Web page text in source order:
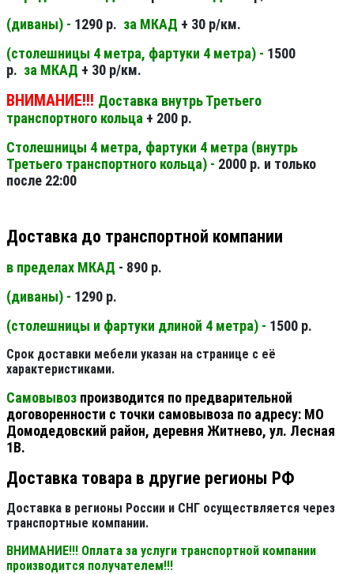
(диваны) - 1290 р. за МКАД + 30 р/км.
(столешницы 4 метра, фартуки 4 метра) - 1500
р. за МКАД + 30 р/км.
ВНИМАНИЕ!!! Доставка внутрь Третьего
транспортного кольца + 200 р.
Столешницы 4 метра, фартуки 4 метра (внутрь
Третьего транспортного кольца) - 2000 р. и только
после 22:00
Доставка до транспортной компании
в пределах МКАД - 890 р.
(диваны) - 1290 р.
(столешницы и фартуки длиной 4 метра) - 1500 р.
Срок доставки мебели указан на странице с её
характеристиками.
Самовывоз производится по предварительной
договоренности с точки самовывоза по адресу: МО
Домодедовский район, деревня Житнево, ул. Лесная
1В.
Доставка товара в другие регионы РФ
Доставка в регионы России и СНГ осуществляется через
транспортные компании.
ВНИМАНИЕ!!! Оплата за услуги транспортной компании
производится получателем!!!